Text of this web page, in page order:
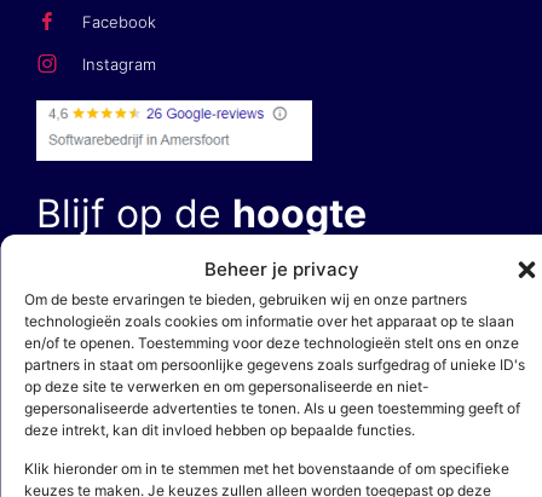
Beheer je privacy
Om de beste ervaringen te bieden, gebruiken wij en onze partners
technologieën zoals cookies om informatie over het apparaat op te slaan
en/of te openen. Toestemming voor deze technologieën stelt ons en onze
partners in staat om persoonlijke gegevens zoals surfgedrag of unieke ID's
op deze site te verwerken en om gepersonaliseerde en niet-
gepersonaliseerde advertenties te tonen. Als u geen toestemming geeft of
deze intrekt, kan dit invloed hebben op bepaalde functies.
Klik hieronder om in te stemmen met het bovenstaande of om specifieke
keuzes te maken. Je keuzes zullen alleen worden toegepast op deze
Facebook
Instagram
Blijf op de hoogte
onzeprivacy- en cookieverklaring. Deze site wordt beschermd door
reCAPTCHA en hetprivacybeleiden deservicevoorwaardenvan Google zijn